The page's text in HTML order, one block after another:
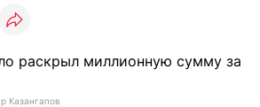
Казангапов